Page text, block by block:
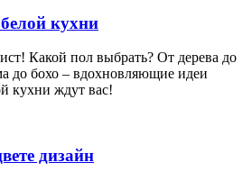
кухни
Какой пол выбрать? От дерева до
до бохо – вдохновляющие идеи
кухни ждут вас!
дизайн